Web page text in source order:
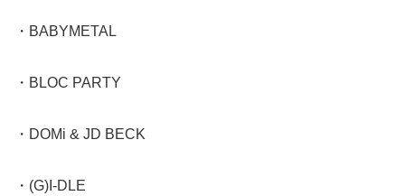
・BABYMETAL
・BLOC PARTY
・DOMi & JD BECK
・(G)I-DLE